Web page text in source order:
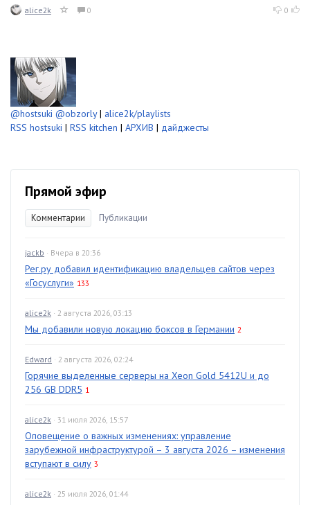
alice2k 0 0
@hostsuki @obzorly| alice2k/playlists
RSS hostsuki | RSS kitchen | АРХИВ | дайджесты
Прямой эфир
Комментарии Публикации
jackb · Вчера в 20:36
Рег.ру добавил идентификацию владельцев сайтов через
«Госуслуги» 133
alice2k · 2 августа 2026, 03:13
Мы добавили новую локацию боксов в Германии 2
Edward · 2 августа 2026, 02:24
Горячие выделенные серверы на Xeon Gold 5412U и до
256 GB DDR5 1
alice2k · 31 июля 2026, 15:57
Оповещение о важных изменениях: управление
зарубежной инфраструктурой – 3 августа 2026 – изменения
вступают в силу 3
alice2k · 25 июля 2026, 01:44